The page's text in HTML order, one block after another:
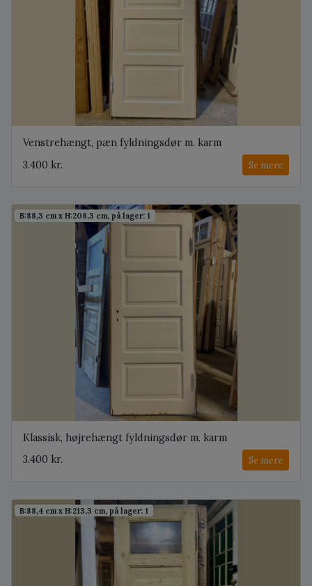
Venstrehængt, pæn fyldningsdør m. karm
3.400 kr.
Se mere
B:88,3 cm x H:208,3 cm, på lager: 1
Klassisk, højrehængt fyldningsdør m. karm
3.400 kr.
Se mere
B:88,4 cm x H:213,3 cm, på lager: 1